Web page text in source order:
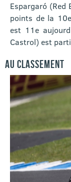
Espargaró (Red
points de la
est 11e
Castrol) est
AU CLASSEMENT